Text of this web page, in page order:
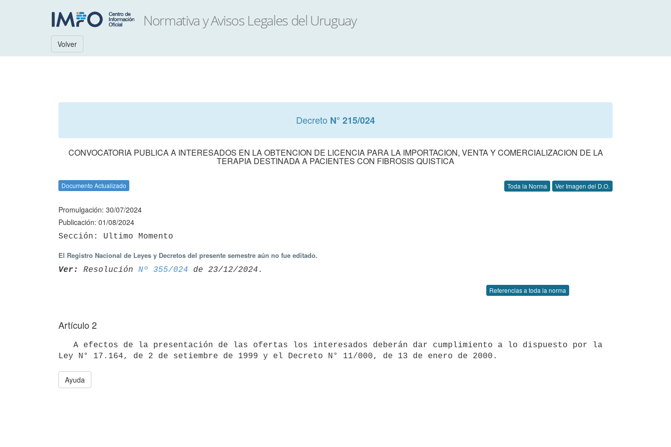
Volver
Decreto N° 215/024
CONVOCATORIA PUBLICA A INTERESADOS EN LA OBTENCION DE LICENCIA PARA LA IMPORTACION, VENTA Y COMERCIALIZACION DE LA
TERAPIA DESTINADA A PACIENTES CON FIBROSIS QUISTICA
Documento Actualizado Toda la Norma Ver Imagen del D.O.
Promulgación: 30/07/2024
Publicación: 01/08/2024
El Registro Nacional de Leyes y Decretos del presente semestre aún no fue editado.
Ver: Resolución Nº 355/024
Referencias a toda la norma
Artículo 2
Ayuda